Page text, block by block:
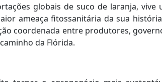
globais de suco de laranja, vive
ameaça fitossanitária da sua
coordenada entre produtores,
da Flórida.